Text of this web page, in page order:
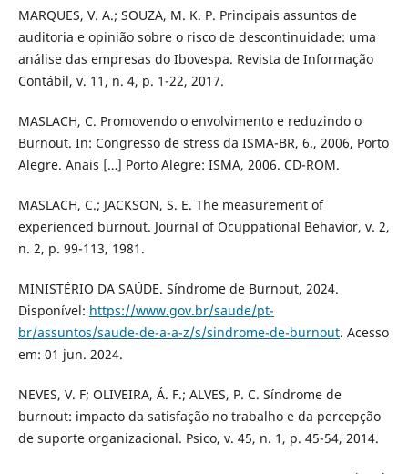
MARQUES, V. A.; SOUZA, M. K. P. Principais assuntos de
auditoria e opinião sobre o risco de descontinuidade: uma
análise das empresas do Ibovespa. Revista de Informação
Contábil, v. 11, n. 4, p. 1-22, 2017.
MASLACH, C. Promovendo o envolvimento e reduzindo o
Burnout. In: Congresso de stress da ISMA-BR, 6., 2006, Porto
Alegre. Anais […] Porto Alegre: ISMA, 2006. CD-ROM.
MASLACH, C.; JACKSON, S. E. The measurement of
experienced burnout. Journal of Ocuppational Behavior, v. 2,
n. 2, p. 99-113, 1981.
MINISTÉRIO DA SAÚDE. Síndrome de Burnout, 2024.
Disponível: https://www.gov.br/saude/pt-
br/assuntos/saude-de-a-a-z/s/sindrome-de-burnout. Acesso
em: 01 jun. 2024.
NEVES, V. F; OLIVEIRA, Á. F.; ALVES, P. C. Síndrome de
burnout: impacto da satisfação no trabalho e da percepção
de suporte organizacional. Psico, v. 45, n. 1, p. 45-54, 2014.